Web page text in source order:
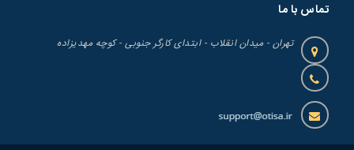
تماس با ما
تهران - میدان انقلاب - ابتدای کارگر جنوبی - کوچه مهدیزاده